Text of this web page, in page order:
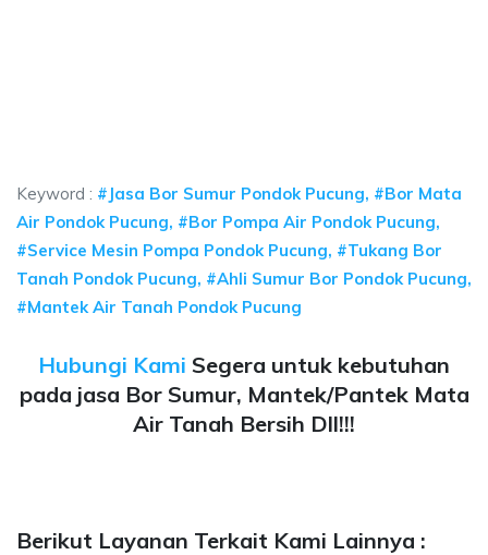
Keyword : #Jasa Bor Sumur Pondok Pucung, #Bor Mata
Air Pondok Pucung, #Bor Pompa Air Pondok Pucung,
#Service Mesin Pompa Pondok Pucung, #Tukang Bor
Tanah Pondok Pucung, #Ahli Sumur Bor Pondok Pucung,
#Mantek Air Tanah Pondok Pucung
Hubungi Kami Segera untuk kebutuhan
pada jasa Bor Sumur, Mantek/Pantek Mata
Air Tanah Bersih Dll!!!
Berikut Layanan Terkait Kami Lainnya :